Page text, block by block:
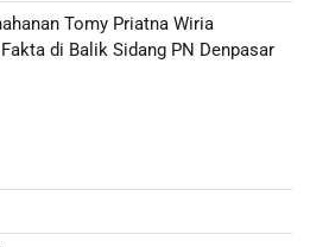
Tomy Priatna Wiria
di Balik Sidang PN Denpasar